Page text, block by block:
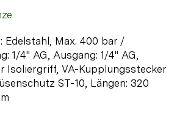
Edelstahl, Max. 400 bar /
1/4" AG, Ausgang: 1/4" AG,
Isoliergriff, VA-Kupplungsstecker
ST-10, Längen: 320